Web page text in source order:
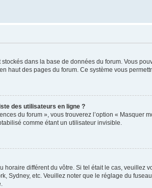
dans la base de données du forum. Vous
haut des pages du forum. Ce système vous
des utilisateurs en ligne ?
du forum », vous trouverez l’option «
comme étant un utilisateur invisible.
horaire différent du vôtre. Si tel était le cas,
Sydney, etc. Veuillez noter que le réglage du